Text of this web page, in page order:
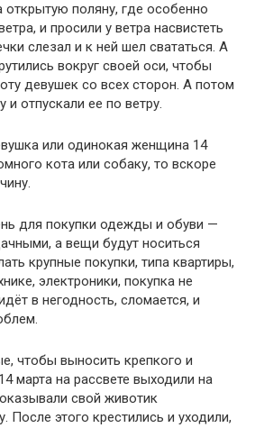
поляну, где особенно
и просили у ветра насвистеть
слезал и к ней шел свататься. А
вокруг своей оси, чтобы
девушек со всех сторон. А потом
и отпускали ее по ветру.
или одинокая женщина 14
кота или собаку, то вскоре
для покупки одежды и обуви —
а вещи будут носиться
крупные покупки, типа квартиры,
электроники, покупка не
в негодность, сломается, и
чтобы выносить крепкого и
марта на рассвете выходили на
свой животик
После этого крестились и уходили,